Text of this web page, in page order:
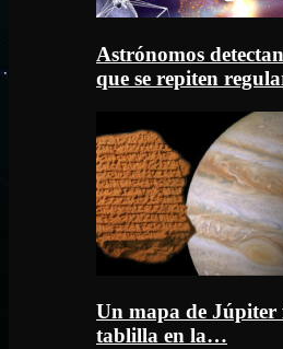
Astrónomos
que se repiten
Un mapa de Júpiter
tablilla en la…